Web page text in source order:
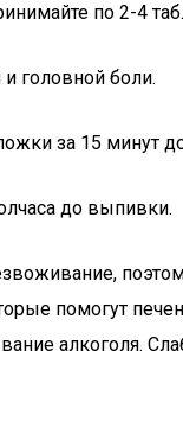
по 2-4
головной боли.
за 15 минут
до выпивки.
помогут
алкоголя.